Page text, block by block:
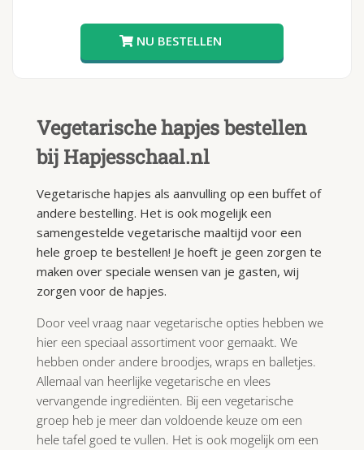
Vegetarische hapjes bestellen
bij Hapjesschaal.nl
Vegetarische hapjes als aanvulling op een buffet of
andere bestelling. Het is ook mogelijk een
samengestelde vegetarische maaltijd voor een
hele groep te bestellen! Je hoeft je geen zorgen te
maken over speciale wensen van je gasten, wij
zorgen voor de hapjes.
Door veel vraag naar vegetarische opties hebben we
hier een speciaal assortiment voor gemaakt. We
hebben onder andere broodjes, wraps en balletjes.
Allemaal van heerlijke vegetarische en vlees
vervangende ingrediënten. Bij een vegetarische
groep heb je meer dan voldoende keuze om een
hele tafel goed te vullen. Het is ook mogelijk om een